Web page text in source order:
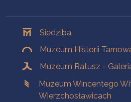
Siedziba
Muzeum Historii
Muzeum Ratusz -
Muzeum Wincentego
Wierzchosławicach